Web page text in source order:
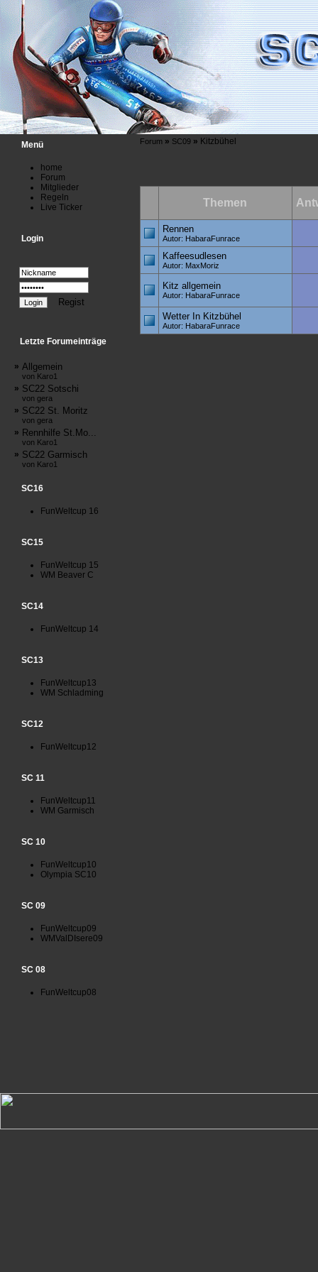
Menü
home
Forum
Mitglieder
Regeln
Live Ticker
Login
Regist
Letzte Forumeinträge
» Allgemein
von Karo1
» SC22 Sotschi
von gera
» SC22 St. Moritz
von gera
» Rennhilfe St.Mo...
von Karo1
» SC22 Garmisch
von Karo1
SC16
FunWeltcup 16
SC15
FunWeltcup 15
WM Beaver C
SC14
FunWeltcup 14
SC13
FunWeltcup13
WM Schladming
SC12
FunWeltcup12
SC 11
FunWeltcup11
WM Garmisch
SC 10
FunWeltcup10
Olympia SC10
SC 09
FunWeltcup09
WMValDIsere09
SC 08
FunWeltcup08
Forum» SC09» Kitzbühel
Themen
Rennen
Autor: HabaraFunrace
Kaffeesudlesen
Autor: MaxMoriz
Kitz allgemein
Autor: HabaraFunrace
Wetter In Kitzbühel
Autor: HabaraFunrace